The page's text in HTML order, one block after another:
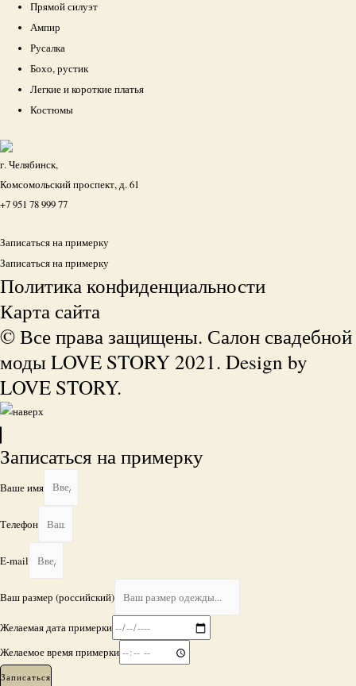
Прямой силуэт
Ампир
Русалка
Бохо, рустик
Легкие и короткие платья
Костюмы
г. Челябинск,
Комсомольский проспект, д. 61
+7 951 78 999 77
Записаться на примерку
Записаться на примерку
Политика конфиденциальности
Карта сайта
© Все права защищены. Салон свадебной
моды LOVE STORY 2021. Design by
LOVE STORY.
Записаться на примерку
Ваше имя
Телефон
E-mail
Ваш размер (российский)
Желаемая дата примерки
Желаемое время примерки
Записаться